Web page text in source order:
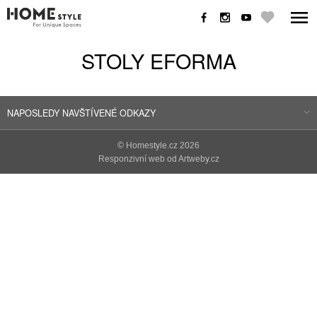
STOLY EFORMA
NAPOSLEDY NAVŠTÍVENÉ ODKAZY
© Homestyle.cz 2026
Responzivní web od Artweby.cz